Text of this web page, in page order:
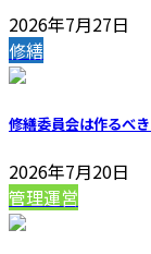
2026年7月27日
修繕
修繕委員会は作るべ
2026年7月20日
管理運営